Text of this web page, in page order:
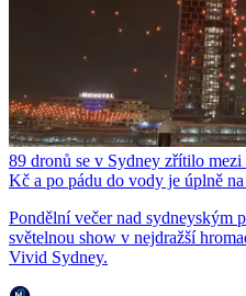
89 dronů se v Sydney zřítilo
Kč a po pádu do vody je úplně
Pondělní večer nad sydneyským
světelnou show v nejdražší
Vivid Sydney.